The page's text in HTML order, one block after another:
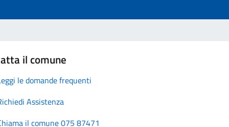
il comune
le domande frequenti
Assistenza
il comune 075 87471